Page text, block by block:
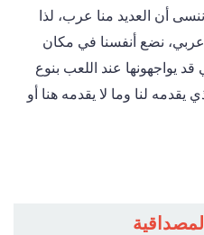
أن العديد منا عرب، لذا
نضع أنفسنا في مكان
قد يواجهونها عند اللعب بنوع
لنا وما لا يقدمه هنا أو